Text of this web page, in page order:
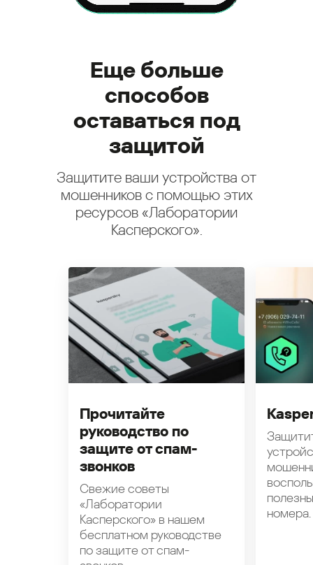
Еще больше
способов
оставаться под
защитой
Защитите ваши устройства от
мошенников с помощью этих
ресурсов «Лаборатории
Касперского».
Прочитайте
руководство по
защите от спам-
звонков
Свежие советы
«Лаборатории
Касперского» в нашем
бесплатном руководстве
по защите от спам-
номера.